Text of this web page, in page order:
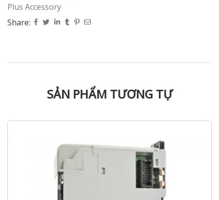
Plus Accessory
Share:
SẢN PHẨM TƯƠNG TỰ